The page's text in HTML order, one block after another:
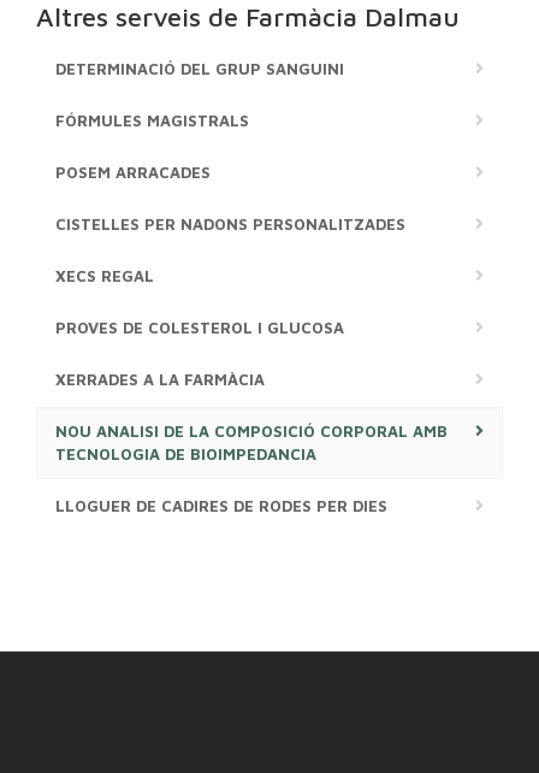
Altres serveis de Farmàcia Dalmau
DETERMINACIÓ DEL GRUP SANGUINI
FÓRMULES MAGISTRALS
POSEM ARRACADES
CISTELLES PER NADONS PERSONALITZADES
XECS REGAL
PROVES DE COLESTEROL I GLUCOSA
XERRADES A LA FARMÀCIA
NOU ANALISI DE LA COMPOSICIÓ CORPORAL AMB
TECNOLOGIA DE BIOIMPEDANCIA
LLOGUER DE CADIRES DE RODES PER DIES